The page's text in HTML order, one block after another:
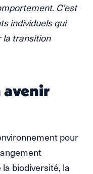
C’est
individuels qui
la transition
pour
biodiversité, la